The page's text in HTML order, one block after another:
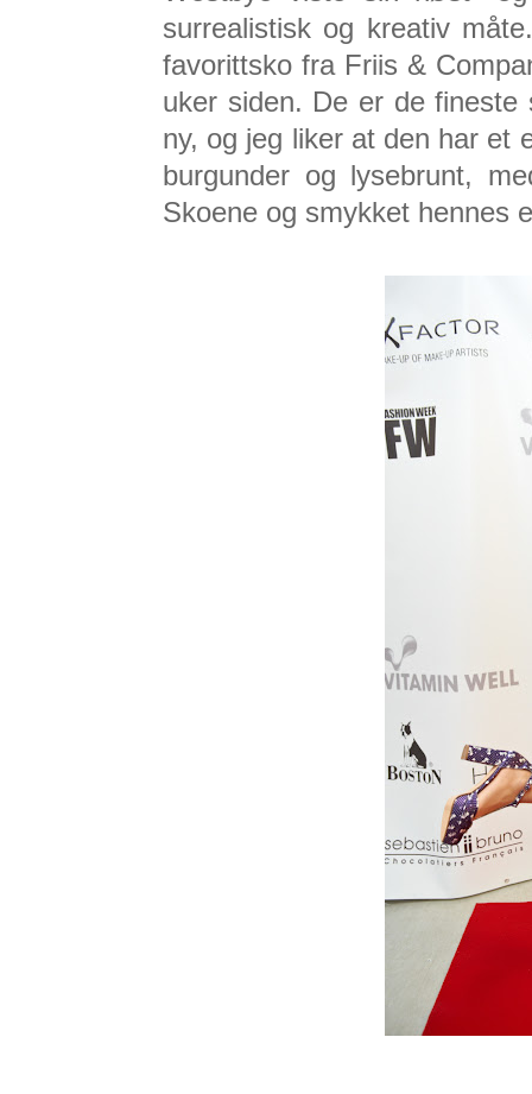
surrealistisk og kreativ
favorittsko fra Friis &
uker siden. De er de
ny, og jeg liker at den har et
burgunder og lysebrunt,
Skoene og smykket hennes